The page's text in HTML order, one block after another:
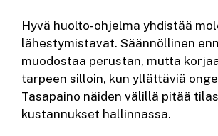
Hyvä huolto-ohjelma yhdistää
lähestymistavat. Säännöllinen
muodostaa perustan, mutta
tarpeen silloin, kun yllättäviä
Tasapaino näiden välillä pitää
kustannukset hallinnassa.